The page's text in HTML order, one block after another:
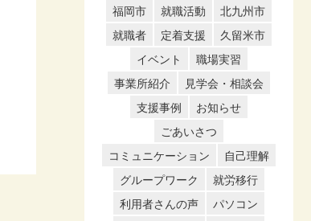
福岡市 就職活動
北九州市
就職者
定着支援
久留米市
イベント
職場実習
事業所紹介
見学会・相談会
支援事例
お知らせ
ごあいさつ
コミュニケーション
自己理解
グループワーク
就労移行
利用者さんの声
パソコン